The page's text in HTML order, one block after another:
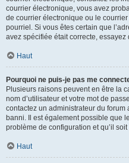
courrier électronique, vous avez
de courrier électronique ou le
pourriel. Si vous êtes certain que
avez spécifiée était correcte,
Haut
Pourquoi ne puis-je pas me
Plusieurs raisons peuvent en être la
nom d’utilisateur et votre mot de
contactez un administrateur du
banni. Il est également possible que
problème de configuration et qu’il
Haut